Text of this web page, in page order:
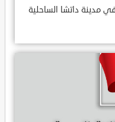
داتشا الساحلية